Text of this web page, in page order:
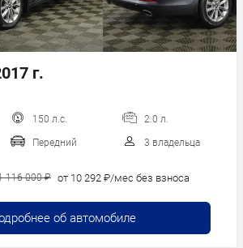
г.
150 л.с. 2.0 л.
Передний 3 владельца
116 000 ₽ от 10 292 ₽/мес без взноса
об автомобиле